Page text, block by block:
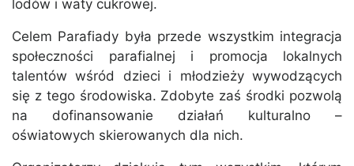
lodów i waty cukrowej.
Celem Parafiady była przede wszystkim integracja
społeczności parafialnej i promocja lokalnych
talentów wśród dzieci i młodzieży wywodzących
się z tego środowiska. Zdobyte zaś środki pozwolą
na dofinansowanie działań kulturalno –
oświatowych skierowanych dla nich.